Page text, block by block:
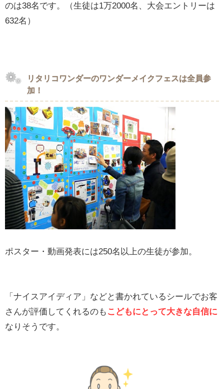
のは38名です。（生徒は1万2000名、大会エントリーは
632名）
リタリコワンダーのワンダーメイクフェスは全員参
加！
ポスター・動画発表には250名以上の生徒が参加。
「ナイスアイディア」などと書かれているシールでお客
さんが評価してくれるのも こどもにとって大きな自信に
なりそうです。